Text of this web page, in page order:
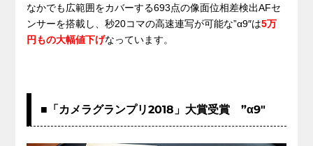
k
er
なかでも広範囲をカバーする693点の像面位相差検出AFセ
ンサーを搭載し、秒20コマの高速連写が可能な”α9″は5万
円もの大幅値下げなっています。
■「カメラグランプリ2018」大賞受賞 ”α9″